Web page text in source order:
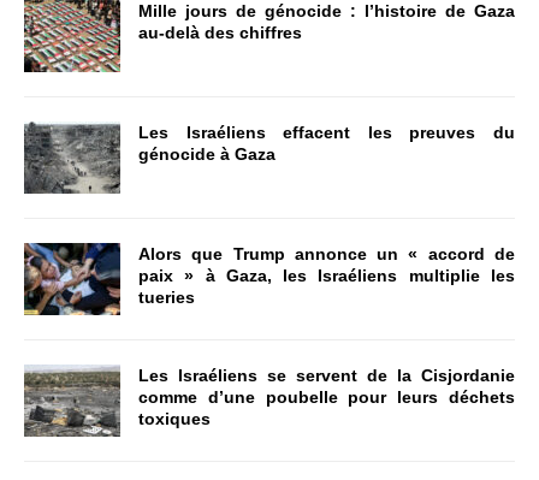
Mille jours de génocide : l’histoire de Gaza
au-delà des chiffres
Les Israéliens effacent les preuves du
génocide à Gaza
Alors que Trump annonce un « accord de
paix » à Gaza, les Israéliens multiplie les
tueries
Les Israéliens se servent de la Cisjordanie
comme d’une poubelle pour leurs déchets
toxiques